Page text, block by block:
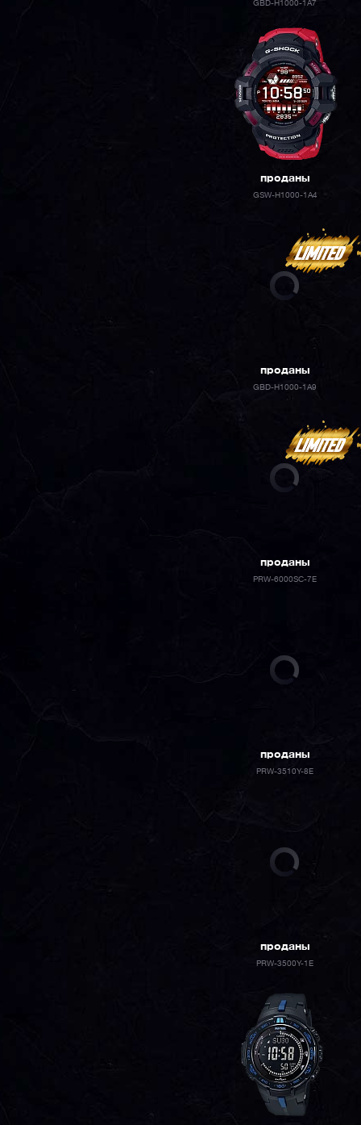
GBD-H1000-1A7
проданы
GSW-H1000-1A4
проданы
GBD-H1000-1A9
проданы
PRW-6000SC-7E
проданы
PRW-3510Y-8E
проданы
PRW-3500Y-1E